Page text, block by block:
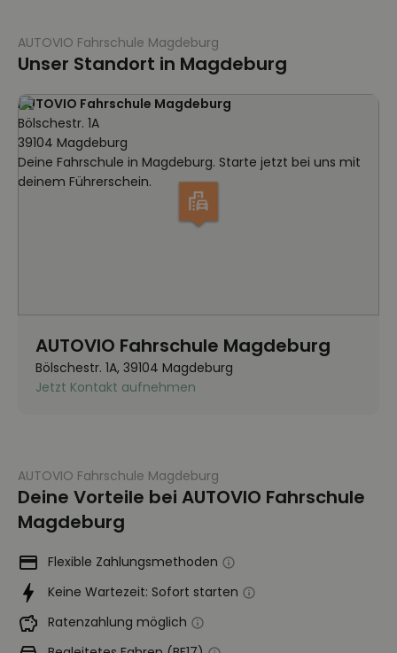
AUTOVIO Fahrschule Magdeburg
Unser Standort in Magdeburg
AUTOVIO Fahrschule Magdeburg
Bölschestr. 1A
39104 Magdeburg
Deine Fahrschule in Magdeburg. Starte jetzt bei uns mit
deinem Führerschein.
AUTOVIO Fahrschule Magdeburg
Bölschestr. 1A, 39104 Magdeburg
Jetzt Kontakt aufnehmen
AUTOVIO Fahrschule Magdeburg
Deine Vorteile bei AUTOVIO Fahrschule
Magdeburg
Flexible Zahlungsmethoden
Keine Wartezeit: Sofort starten
Ratenzahlung möglich